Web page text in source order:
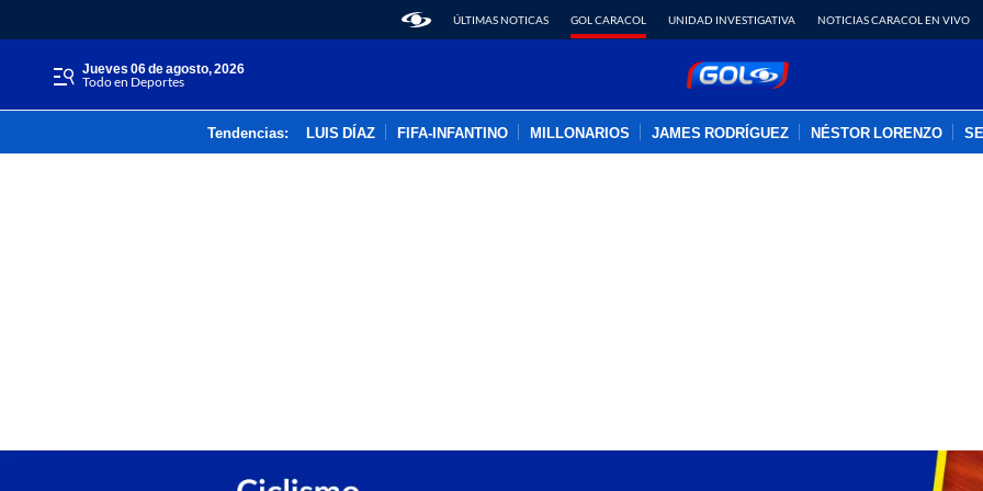
ÚLTIMAS NOTICAS GOL CARACOL UNIDAD INVESTIGATIVA NOTICIAS CARACOL EN VIVO
jueves 06 de agosto, 2026
Todo en Deportes
Tendencias: LUIS DÍAZ FIFA-INFANTINO MILLONARIOS JAMES RODRÍGUEZ NÉSTOR LORENZO